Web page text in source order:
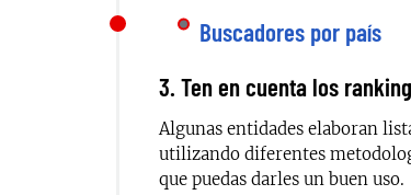
Buscadores por país
3. Ten en cuenta los
Algunas entidades elaboran
utilizando diferentes
que puedas darles un buen uso.